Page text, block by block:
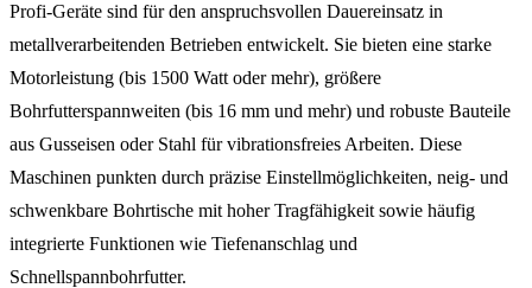
Profi-Geräte sind für den anspruchsvollen Dauereinsatz in
metallverarbeitenden Betrieben entwickelt. Sie bieten eine starke
Motorleistung (bis 1500 Watt oder mehr), größere
Bohrfutterspannweiten (bis 16 mm und mehr) und robuste Bauteile
aus Gusseisen oder Stahl für vibrationsfreies Arbeiten. Diese
Maschinen punkten durch präzise Einstellmöglichkeiten, neig- und
schwenkbare Bohrtische mit hoher Tragfähigkeit sowie häufig
integrierte Funktionen wie Tiefenanschlag und
Schnellspannbohrfutter.